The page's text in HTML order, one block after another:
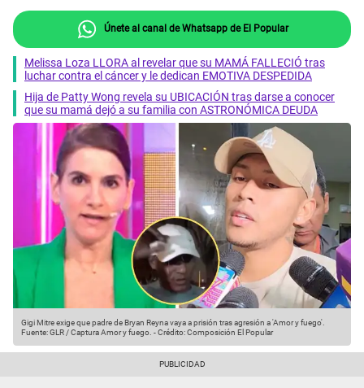
Únete al canal de Whatsapp de El Popular
Melissa Loza LLORA al revelar que su MAMÁ FALLECIÓ tras
luchar contra el cáncer y le dedican EMOTIVA DESPEDIDA
Hija de Patty Wong revela su UBICACIÓN tras darse a conocer
que su mamá dejó a su familia con ASTRONÓMICA DEUDA
Gigi Mitre exige que padre de Bryan Reyna vaya a prisión tras agresión a 'Amor y fuego'.
Fuente: GLR / Captura Amor y fuego. -Crédito: Composición El Popular